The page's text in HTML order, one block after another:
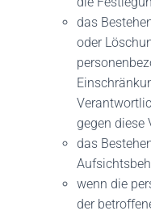
das
oder
gegen diese
das
wenn die
der